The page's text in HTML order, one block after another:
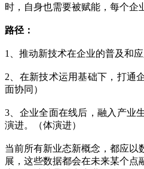
时，自身也需要被赋能，每个企
路径：
1、推动新技术在企业的普及和应
2、在新技术运用基础下，打通
面协同）
3、企业全面在线后，融入产业
演进。（体演进）
当前所有新业态新概念，都应以
展，这些数据都会在未来某个点